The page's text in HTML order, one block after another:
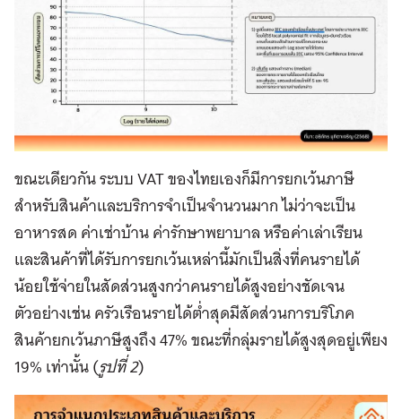
ขณะเดียวกัน ระบบ VAT ของไทยเองก็มีการยกเว้นภาษี
สำหรับสินค้าและบริการจำเป็นจำนวนมาก ไม่ว่าจะเป็น
อาหารสด ค่าเช่าบ้าน ค่ารักษาพยาบาล หรือค่าเล่าเรียน
และสินค้าที่ได้รับการยกเว้นเหล่านี้มักเป็นสิ่งที่คนรายได้
น้อยใช้จ่ายในสัดส่วนสูงกว่าคนรายได้สูงอย่างชัดเจน
ตัวอย่างเช่น ครัวเรือนรายได้ต่ำสุดมีสัดส่วนการบริโภค
สินค้ายกเว้นภาษีสูงถึง 47% ขณะที่กลุ่มรายได้สูงสุดอยู่เพียง
19% เท่านั้น (รูปที่ 2)